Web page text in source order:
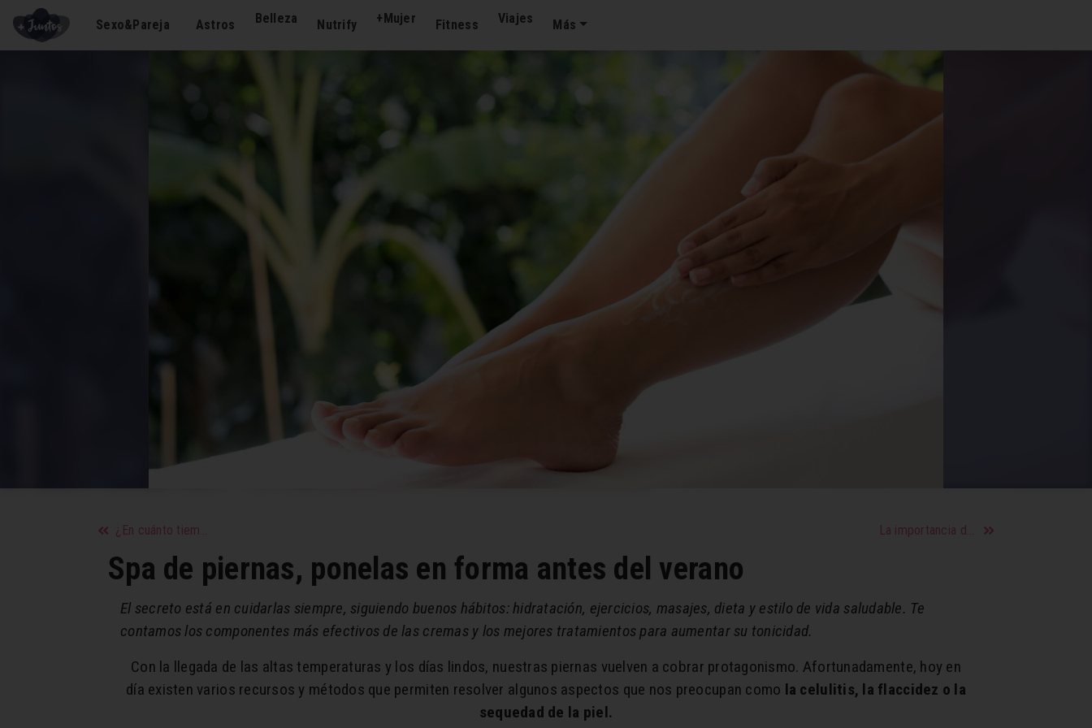
Sexo&Pareja Astros Belleza Nutrify +Mujer Fitness Viajes Más
¿En cuánto tiempo se olvida al que te rompió el corazón? La ciencia tiene la respuesta La importancia de aprender a poner límites en tu vida.
Spa de piernas, ponelas en forma antes del verano
El secreto está en cuidarlas siempre, siguiendo buenos hábitos: hidratación, ejercicios, masajes, dieta y estilo de vida saludable. Te
contamos los componentes más efectivos de las cremas y los mejores tratamientos para aumentar su tonicidad.
Con la llegada de las altas temperaturas y los días lindos, nuestras piernas vuelven a cobrar protagonismo. Afortunadamente, hoy en
día existen varios recursos y métodos que permiten resolver algunos aspectos que nos preocupan como la celulitis, la flaccidez o la
sequedad de la piel.